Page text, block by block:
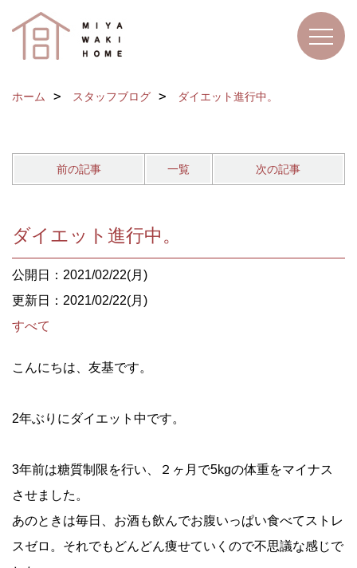
ホーム スタッフブログ ダイエット進行中。
前の記事 一覧 次の記事
ダイエット進行中。
公開日：2021/02/22(月)
更新日：2021/02/22(月)
すべて
こんにちは、友基です。
2年ぶりにダイエット中です。
3年前は糖質制限を行い、２ヶ月で5kgの体重をマイナス
させました。
あのときは毎日、お酒も飲んでお腹いっぱい食べてストレ
スゼロ。それでもどんどん痩せていくので不思議な感じで